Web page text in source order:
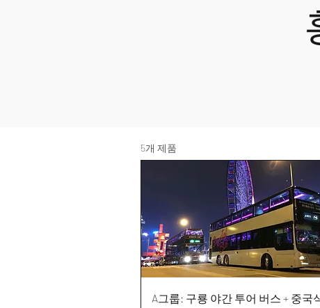
5개 제품
A그룹: 구룡 야간 투어 버스 + 중국